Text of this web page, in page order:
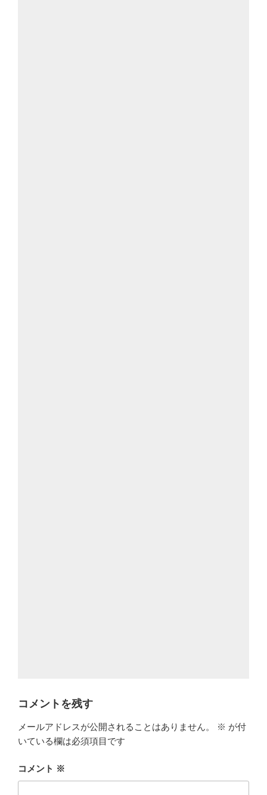
コメントを残す
メールアドレスが公開されることはありません。 ※ が付
いている欄は必須項目です
コメント ※